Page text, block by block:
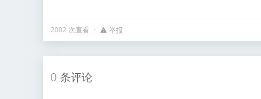
2002 次查看 举报
0 条评论